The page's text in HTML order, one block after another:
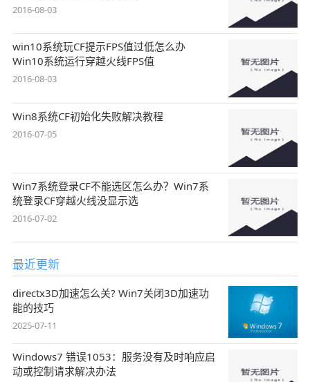
2016-08-03
win10系统玩CF提示FPS值过低怎么办
Win10系统运行穿越火线FPS值
2016-08-03
Win8系统CF初始化失败解决教程
2016-07-05
Win7系统登录CF不能选区怎么办？Win7系
统登录CF穿越火线没显示选
2016-07-02
最近更新
directx3D加速怎么关? Win7关闭3D加速功
能的技巧
2025-07-11
Windows7 错误1053：服务没有及时响应启
动或控制请求解决办法